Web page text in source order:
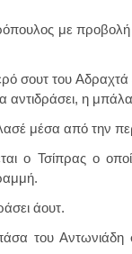
με
σουτ του
η μπάλα
μέσα από την
ο Τσίπρας ο
άουτ.
του